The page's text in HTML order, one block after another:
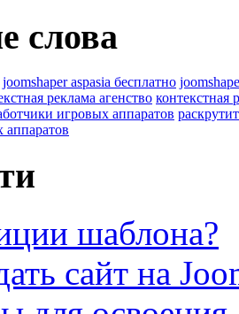
слова
joomshaper aspasia бесплатно
реклама агенство контекстная
игровых аппаратов
аппаратов
шаблона?
сайт на